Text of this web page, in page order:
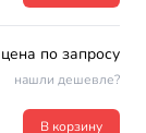
цена по запросу
нашли дешевле?
В корзину